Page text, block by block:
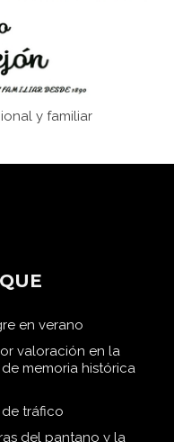
y familiar
en verano
valoración en la
memoria histórica
tráfico
del pantano y la